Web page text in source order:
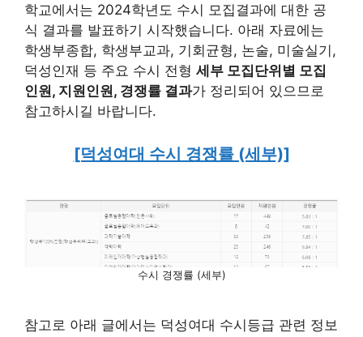
학교에서는 2024학년도 수시 모집결과에 대한 공
식 결과를 발표하기 시작했습니다. 아래 자료에는
학생부종합, 학생부교과, 기회균형, 논술, 미술실기,
덕성인재 등 주요 수시 전형 세부 모집단위별 모집
인원, 지원인원, 경쟁률 결과가 정리되어 있으므로
참고하시길 바랍니다.
[덕성여대 수시 경쟁률 (세부)]
수시 경쟁률 (세부)
참고로 아래 글에서는 덕성여대 수시등급 관련 정보